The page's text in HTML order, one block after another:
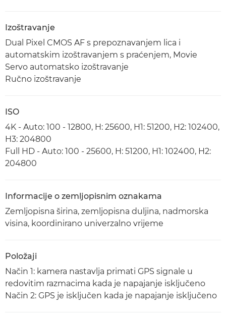
Izoštravanje
Dual Pixel CMOS AF s prepoznavanjem lica i
automatskim izoštravanjem s praćenjem, Movie
Servo automatsko izoštravanje
Ručno izoštravanje
ISO
4K - Auto: 100 - 12800, H: 25600, H1: 51200, H2: 102400,
H3: 204800
Full HD - Auto: 100 - 25600, H: 51200, H1: 102400, H2:
204800
Informacije o zemljopisnim oznakama
Zemljopisna širina, zemljopisna duljina, nadmorska
visina, koordinirano univerzalno vrijeme
Položaji
Način 1: kamera nastavlja primati GPS signale u
redovitim razmacima kada je napajanje isključeno
Način 2: GPS je isključen kada je napajanje isključeno